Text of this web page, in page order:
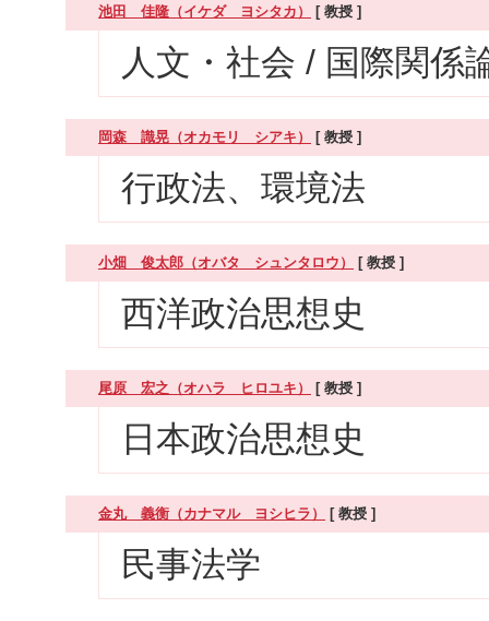
池田 佳隆（イケダ ヨシタカ） [ 教授 ]
人文・社会 / 国際関係
岡森 識晃（オカモリ シアキ） [ 教授 ]
行政法、環境法
小畑 俊太郎（オバタ シュンタロウ） [ 教授 ]
西洋政治思想史
尾原 宏之（オハラ ヒロユキ） [ 教授 ]
日本政治思想史
金丸 義衡（カナマル ヨシヒラ） [ 教授 ]
民事法学